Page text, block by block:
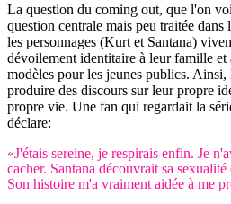
La question du coming out, que l'on
question centrale mais peu traitée dans
les personnages (Kurt et Santana)
dévoilement identitaire à leur famille et
modèles pour les jeunes publics. Ainsi,
produire des discours sur leur propre
propre vie. Une fan qui regardait la
déclare:
«J'étais sereine, je respirais enfin. Je
cacher. Santana découvrait sa
Son histoire m'a vraiment aidée à me